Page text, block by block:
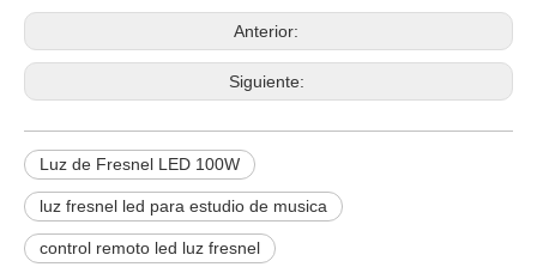
Anterior:
Siguiente:
Luz de Fresnel LED 100W
luz fresnel led para estudio de musica
control remoto led luz fresnel